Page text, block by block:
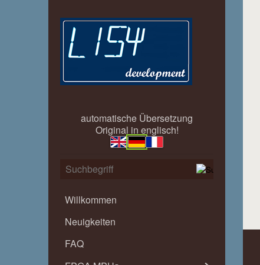
automatische Übersetzung
Original in englisch!
Willkommen
Neuigkeiten
FAQ